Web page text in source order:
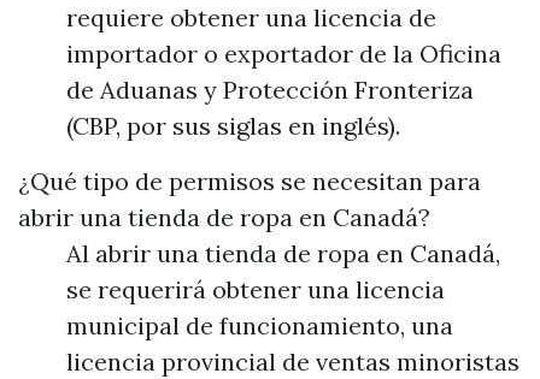
requiere obtener una licencia de
importador o exportador de la Oficina
de Aduanas y Protección Fronteriza
(CBP, por sus siglas en inglés).
¿Qué tipo de permisos se necesitan para
abrir una tienda de ropa en Canadá?
Al abrir una tienda de ropa en Canadá,
se requerirá obtener una licencia
municipal de funcionamiento, una
licencia provincial de ventas minoristas